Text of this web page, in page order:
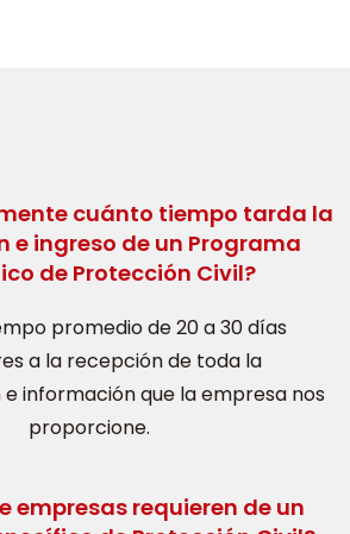
cuánto tiempo tarda la
e ingreso de un Programa
de Protección Civil?
promedio de 20 a 30 días
a la recepción de toda la
información que la empresa nos
proporcione.
empresas requieren de un